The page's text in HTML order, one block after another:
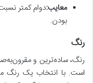
معایب:دوام کمتر
بودن.
رنگ
رنگ، ساده‌ترین و
است. با انتخاب یک رنگ